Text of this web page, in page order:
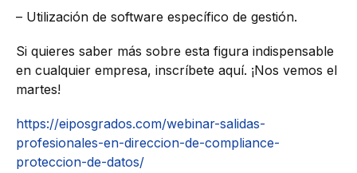
– Utilización de software específico de gestión.
Si quieres saber más sobre esta figura indispensable
en cualquier empresa, inscríbete aquí. ¡Nos vemos el
martes!
https://eiposgrados.com/webinar-salidas-
profesionales-en-direccion-de-compliance-
proteccion-de-datos/